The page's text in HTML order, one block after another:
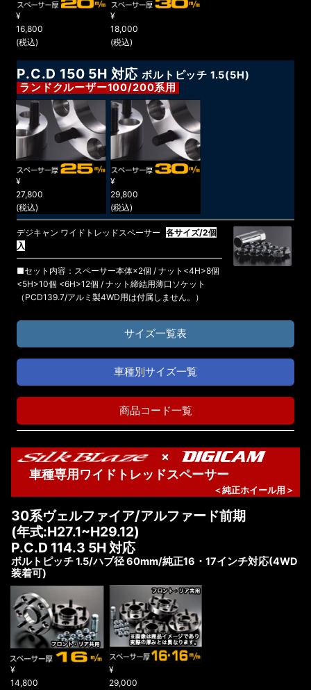
¥
16,800
(税込)
¥
18,000
(税込)
P.C.D 150 5H 対応ボルトピッチ 1.5(5H)
ランドクルーザー100/200系用
¥
27,800
(税込)
¥
29,800
(税込)
デジキャン ワイドトレッドスペーサー
各サイズ/2個
入
■セット内容：スペーサー本体×2個 / ナット<4H>8個
<5H>10個 <6H>12個 / ナット締結用薄口ソケット
（PCD139.7/アルミ製4WD用は付属しません。）
サイズ一覧表
車種別サイズ一覧
商品コード一覧
×
車種専用ワイドトレッドスペーサー
＜純正ホイール用＞
30系ヴェルファイア/アルファード前期
(年式:H27.1~H29.12)
P.C.D 114.3 5H 対応
ボルトピッチ 1.5/ハブ径 60mm/純正16・17インチ対応(4WD
装着可)
¥
14,800
¥
29,000